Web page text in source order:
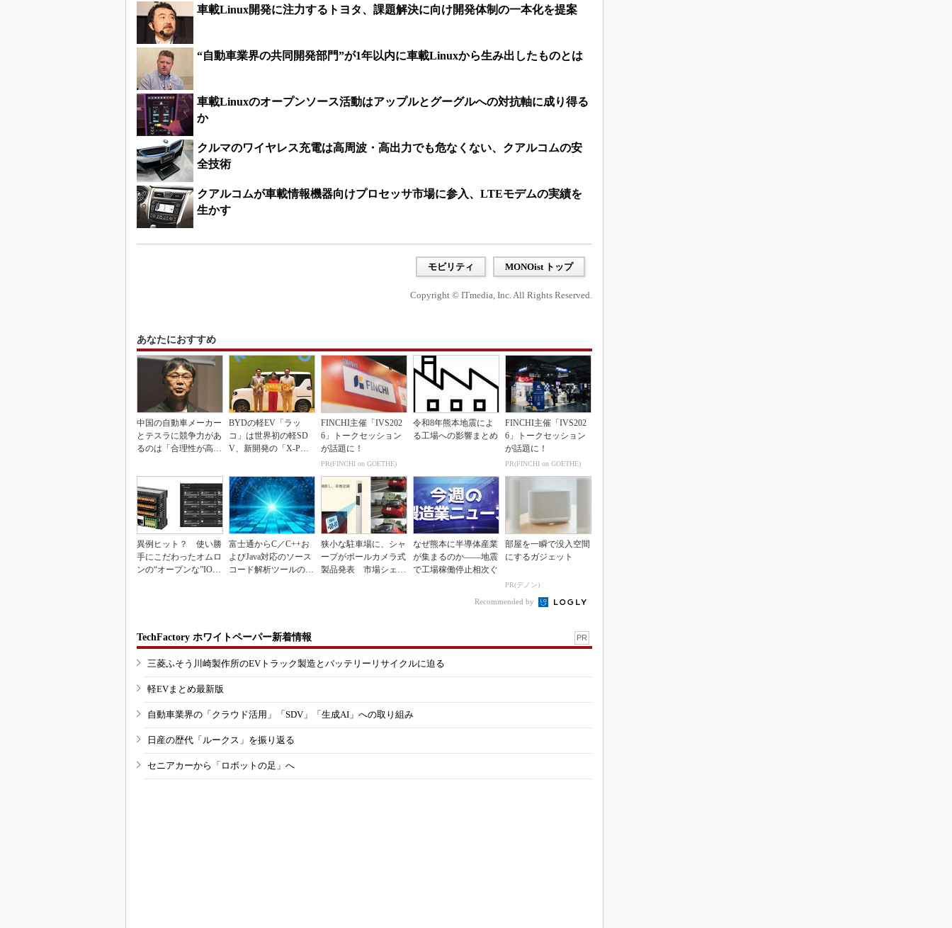
車載Linux開発に注力するトヨタ、課題解決に向け開発体制の一本化を提案
“自動車業界の共同開発部門”が1年以内に車載Linuxから生み出したものとは
車載Linuxのオープンソース活動はアップルとグーグルへの対抗軸に成り得る
か
クルマのワイヤレス充電は高周波・高出力でも危なくない、クアルコムの安
全技術
クアルコムが車載情報機器向けプロセッサ市場に参入、LTEモデムの実績を
生かす
モビリティ MONOist トップ
Copyright © ITmedia, Inc. All Rights Reserved.
あなたにおすすめ
中国の自動車メーカー
とテスラに競争力があ
るのは「合理性が高
BYDの軽EV「ラッ
コ」は世界初の軽SD
V、新開発の「X-PAC
FINCHI主催「IVS202
6」トークセッション
が話題に！
PR(FINCHI on GOETHE)
令和8年熊本地震によ
る工場への影響まとめ
FINCHI主催「IVS202
6」トークセッション
が話題に！
PR(FINCHI on GOETHE)
異例ヒット？ 使い勝
手にこだわったオムロ
ンの“オープンな”IO-L
富士通からC／C++お
よびJava対応のソース
コード解析ツールの資
狭小な駐車場に、シャ
ープがポールカメラ式
製品発表 市場シェア
なぜ熊本に半導体産業
が集まるのか――地震
で工場稼働停止相次ぐ
部屋を一瞬で没入空間
にするガジェット
PR(デノン)
Recommended by
TechFactory ホワイトペーパー新着情報 PR
三菱ふそう川崎製作所のEVトラック製造とバッテリーリサイクルに迫る
軽EVまとめ最新版
自動車業界の「クラウド活用」「SDV」「生成AI」への取り組み
日産の歴代「ルークス」を振り返る
セニアカーから「ロボットの足」へ